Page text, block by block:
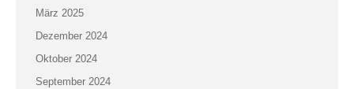
März 2025
Dezember 2024
Oktober 2024
September 2024